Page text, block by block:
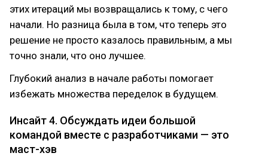
этих итераций мы возвращались к тому, с чего
начали. Но разница была в том, что теперь это
решение не просто казалось правильным, а мы
точно знали, что оно лучшее.
Глубокий анализ в начале работы помогает
избежать множества переделок в будущем.
Инсайт 4. Обсуждать идеи большой
командой вместе с разработчиками — это
маст-хэв